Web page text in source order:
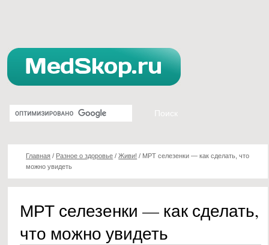
Главная / Разное о здоровье /Живи! / МРТ селезенки — как сделать, что
можно увидеть
МРТ селезенки — как сделать,
что можно увидеть